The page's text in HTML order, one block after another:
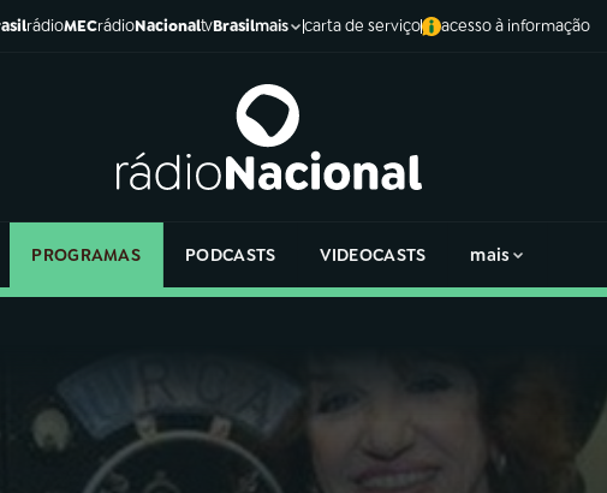
rádioMECrádioNacionaltvBrasilmais carta de serviço acesso à informação
PROGRAMAS PODCASTS VIDEOCASTS mais